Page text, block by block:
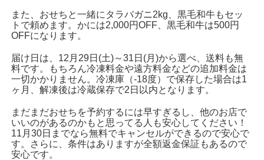
また、おせちと一緒にタラバガニ2kg、黒毛和牛もセッ
トで頼めます。かには2,000円OFF、黒毛和牛は500円
OFFになります。
届け日は、12月29日(土)～31日(月)から選べ、送料も無
料です。もちろん冷凍料金や遠方料金などの追加料金は
一切かかりません。冷凍庫（-18度）で保存した場合は1
ヶ月、解凍後は冷蔵保存で2日以内となります。
まだまだおせちを予約するには早すぎるし、他のお店で
いいのがあるのかもと思ってる人も安心してください！
11月30日までなら無料でキャンセルができるので安心で
す。さらに、条件はありますが全額返金保証もあるので
安心です。